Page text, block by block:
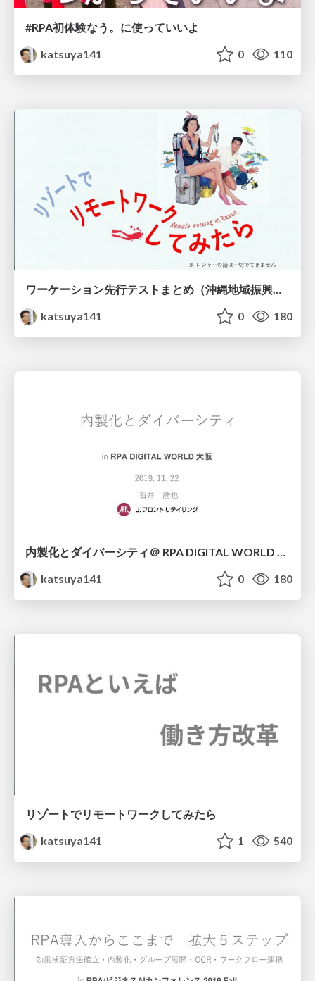
#RPA初体験なう。に使っていいよ
katsuya141
0 110
ワーケーション先行テストまとめ（沖縄地域振興バージョン）
katsuya141
0 180
katsuya141
0 180
リゾートでリモートワークしてみたら
katsuya141
1 540